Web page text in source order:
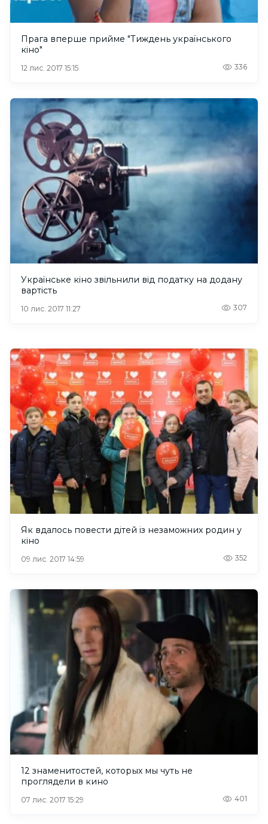
Прага вперше прийме "Тиждень українського
кіно"
12 лис. 2017 15:15 336
Українське кіно звільнили від податку на додану
вартість
10 лис. 2017 11:27 307
Як вдалось повести дітей із незаможних родин у
кіно
09 лис. 2017 14:59 352
12 знаменитостей, которых мы чуть не
проглядели в кино
07 лис. 2017 15:29 401